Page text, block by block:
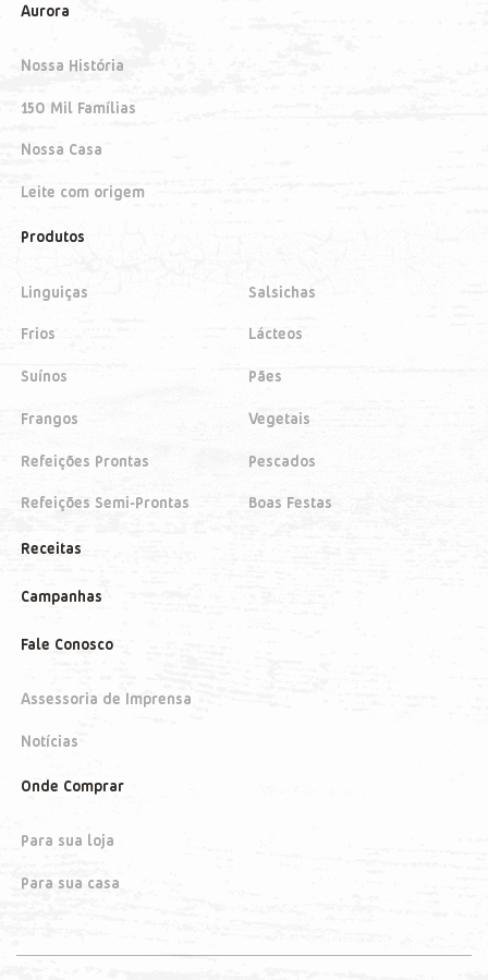
Aurora
Nossa História
150 Mil Famílias
Nossa Casa
Leite com origem
Produtos
Linguiças
Frios
Suínos
Frangos
Refeições Prontas
Refeições Semi-Prontas
Salsichas
Lácteos
Pães
Vegetais
Pescados
Boas Festas
Receitas
Campanhas
Fale Conosco
Assessoria de Imprensa
Notícias
Onde Comprar
Para sua loja
Para sua casa